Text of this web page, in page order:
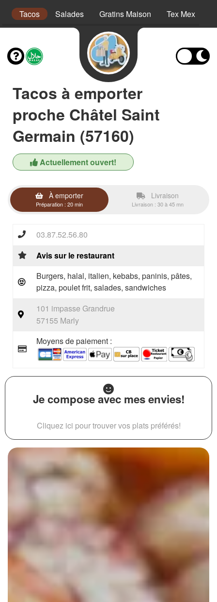
Tacos Salades Gratins Maison Tex Mex
Tacos à emporter
proche Châtel Saint
Germain (57160)
Actuellement ouvert!
À emporter
Préparation : 20 min
Livraison
Livraison : 30 à 45 mn
03.87.52.56.80
Avis sur le restaurant
Burgers, halal, italien, kebabs, paninis, pâtes,
pizza, poulet frit, salades, sandwiches
101 impasse Grandrue
57155 Marly
Moyens de paiement :
Je compose avec mes envies!
Cliquez ici pour trouver vos plats préférés!